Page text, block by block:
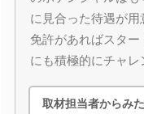
に見合った待遇が
免許があればスタ
にも積極的にチャレ
取材担当者からみ